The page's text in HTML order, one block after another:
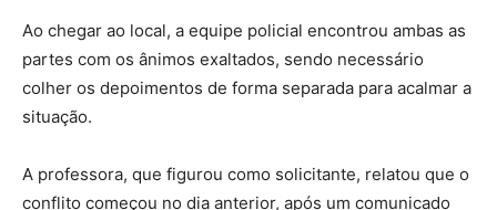
Ao chegar ao local, a equipe policial encontrou ambas as
partes com os ânimos exaltados, sendo necessário
colher os depoimentos de forma separada para acalmar a
situação.
A professora, que figurou como solicitante, relatou que o
conflito começou no dia anterior, após um comunicado